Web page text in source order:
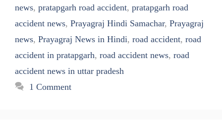
news, pratapgarh road accident, pratapgarh road
accident news, Prayagraj Hindi Samachar, Prayagraj
news, Prayagraj News in Hindi, road accident, road
accident in pratapgarh, road accident news, road
accident news in uttar pradesh
1 Comment